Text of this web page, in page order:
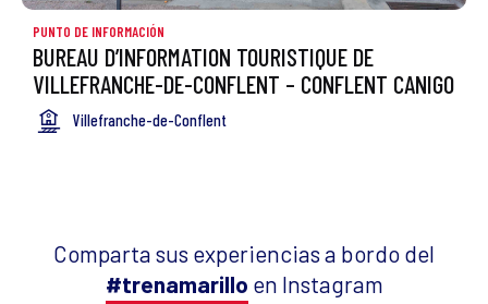
PUNTO DE INFORMACIÓN
BUREAU D’INFORMATION TOURISTIQUE DE
VILLEFRANCHE-DE-CONFLENT – CONFLENT CANIGO
Villefranche-de-Conflent
Comparta sus experiencias a bordo del
#trenamarillo en Instagram